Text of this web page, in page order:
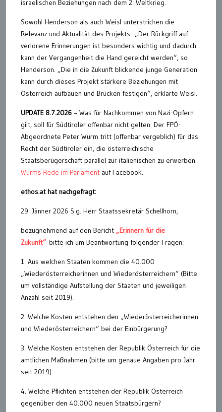
israelischen Beziehungen nach dem 2. Weltkrieg.
Sowohl Henderson als auch Weisl unterstrichen die
Relevanz und Aktualität des Projekts. „Der Rückgriff auf
verlorene Erinnerungen ist besonders wichtig und dadurch
kann der Vergangenheit die Hand gereicht werden“, so
Henderson. „Die in die Zukunft blickende junge Generation
kann durch dieses Projekt stärkere Beziehungen mit
Österreich aufbauen und Brücken festigen“, erklärte Weisl.
UPDATE 8.7.2026 – Was für Nachkommen von Nazi-Opfern
gilt, soll für Südtiroler offenbar nicht gelten. Der FPÖ-
Abgeordnete Peter Wurm tritt (offenbar vergeblich) für das
Recht der Südtiroler ein, die österreichische
Staatsberügerschaft parallel zur italienischen zu erwerben.
Wurms Rede im Parlament auf Facebook.
ethos.at hat nachgefragt:
29. Jänner 2026 S.g. Herr Staatssekretär Schellhorn,
bezugnehmend auf den Bericht „Erinnern für die
Zukunft“ bitte ich um Beantwortung folgender Fragen:
1. Aus welchen Staaten kommen die 40.000
„Wiederösterreicherinnen und Wiederösterreichern“ (Bitte
um vollständige Aufstellung der Staaten und jeweiligen
Anzahl seit 2019).
2. Welche Kosten entstehen den „Wiederösterreicherinnen
und Wiederösterreichern“ bei der Einbürgerung?
3. Welche Kosten entstehen der Republik Österreich für die
amtlichen Maßnahmen (bitte um genaue Angaben pro Jahr
seit 2019)
4. Welche Pflichten entstehen der Republik Österreich
gegenüber den 40.000 neuen Staatsbürgern?